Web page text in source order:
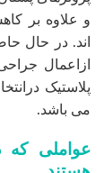
و علاوه بر
اند. در حال
ازاعمال
پلاستیک
می باشد.
عواملی که